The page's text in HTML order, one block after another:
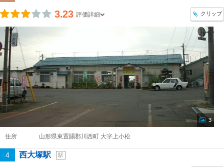
3.23 評価詳細 クリップ
3
住所 山形県東置賜郡川西町 大字上小松
4 西大塚駅 駅